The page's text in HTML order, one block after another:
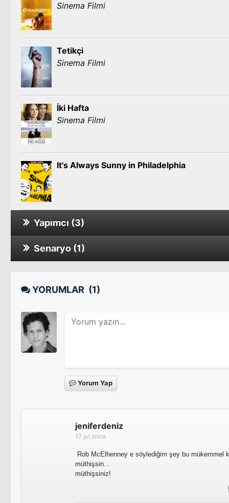
Sinema Filmi
Tetikçi
Sinema Filmi
İki Hafta
Sinema Filmi
It's Always Sunny in Philadelphia
Yapımcı (3)
All the Wilderness
Sinema Filmi
Tv Dizisi
Senaryo (1)
YORUMLAR (1)
Yorum Yap
jeniferdeniz
17 yıl önce
Rob McElhenney e söylediğim şey bu mükemmel
müthişsin...
müthişsiniz!